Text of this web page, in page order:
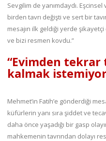
Sevgilim de yanımdaydı.
birden tavrı değişti ve sert bir
mesajın ilk geldiği yerde
ve bizi resmen kovdu.”
“Evimden tekrar
kalmak
Mehmet’in Fatih’e gönderdiği
küfürlerin yanı sıra şiddet ve
daha önce yaşadığı bir gasp
mahkemenin tavrından dolayı